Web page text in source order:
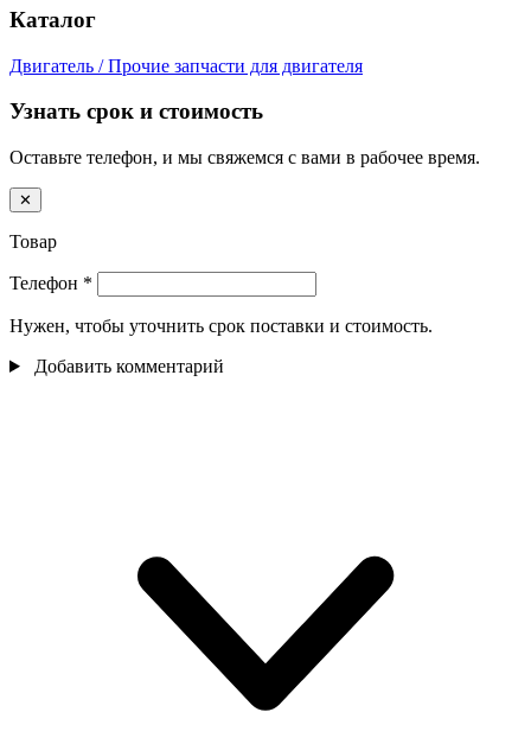
Каталог
Двигатель / Прочие запчасти для двигателя
Узнать срок и стоимость
Оставьте телефон, и мы свяжемся с вами в рабочее время.
✕
Товар
Телефон *
Нужен, чтобы уточнить срок поставки и стоимость.
Добавить комментарий